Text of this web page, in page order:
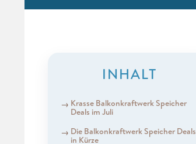
INHALT
Krasse Balkonkraftwerk Speicher
Deals im Juli
Die Balkonkraftwerk Speicher Deals
in Kürze